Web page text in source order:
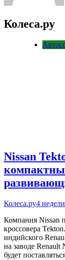
Колеса.ру
Nissan
Колеса.ру4
Компания Nissan
кроссовера
индийского
на заводе
будет